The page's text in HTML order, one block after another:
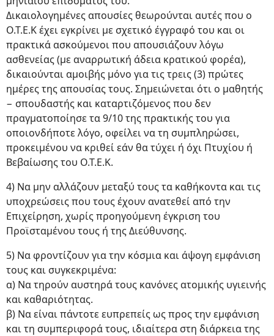
Δικαιολογημένες απουσίες θεωρούνται αυτές που ο
Ο.Τ.Ε.Κ έχει εγκρίνει με σχετικό έγγραφό του και οι
πρακτικά ασκούμενοι που απουσιάζουν λόγω
ασθενείας (με αναρρωτική άδεια κρατικού φορέα),
δικαιούνται αμοιβής μόνο για τις τρεις (3) πρώτες
ημέρες της απουσίας τους. Σημειώνεται ότι ο μαθητής
− σπουδαστής και καταρτιζόμενος που δεν
πραγματοποίησε τα 9/10 της πρακτικής του για
οποιονδήποτε λόγο, οφείλει να τη συμπληρώσει,
προκειμένου να κριθεί εάν θα τύχει ή όχι Πτυχίου ή
Βεβαίωσης του Ο.Τ.Ε.Κ.
4) Να μην αλλάζουν μεταξύ τους τα καθήκοντα και τις
υποχρεώσεις που τους έχουν ανατεθεί από την
Επιχείρηση, χωρίς προηγούμενη έγκριση του
Προϊσταμένου τους ή της Διεύθυνσης.
5) Να φροντίζουν για την κόσμια και άψογη εμφάνιση
τους και συγκεκριμένα:
α) Να τηρούν αυστηρά τους κανόνες ατομικής υγιεινής
και καθαριότητας.
β) Να είναι πάντοτε ευπρεπείς ως προς την εμφάνιση
και τη συμπεριφορά τους, ιδιαίτερα στη διάρκεια της